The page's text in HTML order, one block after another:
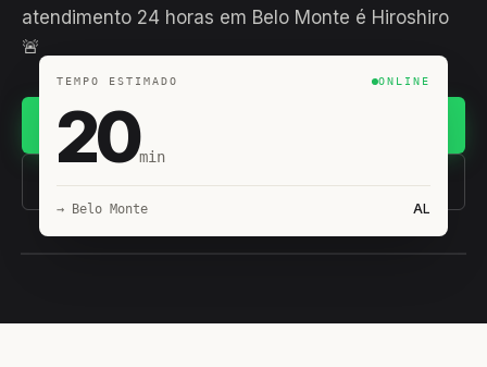
atendimento 24 horas em Belo Monte é Hiroshiro
🚨
(11) 93407-8838
TEMPO ESTIMADO ONLINE
20min
→ Belo Monte AL